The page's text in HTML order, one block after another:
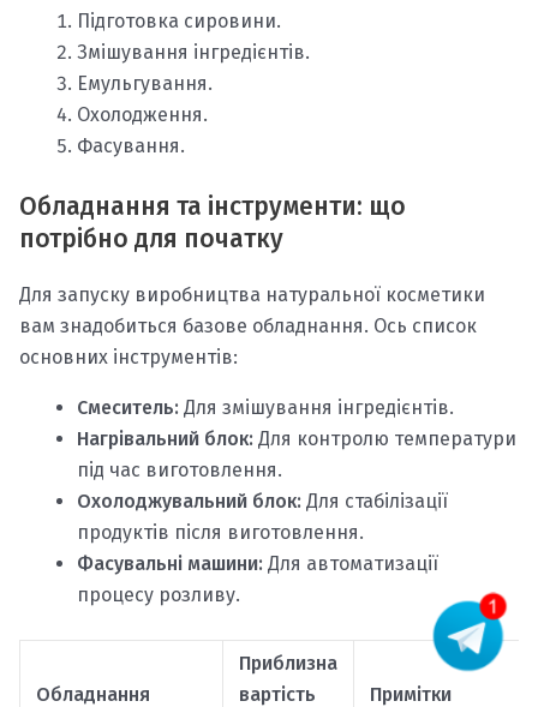
Підготовка сировини.
Змішування інгредієнтів.
Емульгування.
Охолодження.
Фасування.
Обладнання та інструменти: що
потрібно для початку
Для запуску виробництва натуральної косметики
вам знадобиться базове обладнання. Ось список
основних інструментів:
Смеситель: Для змішування інгредієнтів.
Нагрівальний блок: Для контролю температури
під час виготовлення.
Охолоджувальний блок: Для стабілізації
продуктів після виготовлення.
Фасувальні машини: Для автоматизації
процесу розливу.
Обладнання
Приблизна
вартість
Примітки